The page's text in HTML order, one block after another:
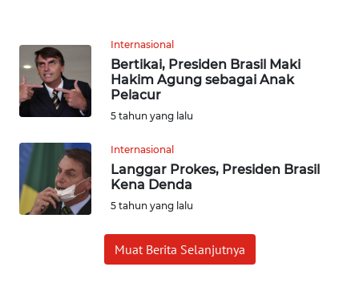
Internasional
Bertikai, Presiden Brasil Maki
Hakim Agung sebagai Anak
Pelacur
5 tahun yang lalu
Internasional
Langgar Prokes, Presiden Brasil
Kena Denda
5 tahun yang lalu
Muat Berita Selanjutnya
WN
KEPRI
PAPUA
WN
PAPUA